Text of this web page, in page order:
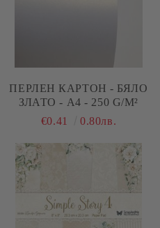
ПЕРЛЕН КАРТОН - БЯЛО
ЗЛАТО - А4 - 250 G/M²
€0.41
0.80лв.